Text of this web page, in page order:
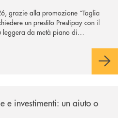
grazie alla promozione “Taglia
un prestito Prestipay con il
da metà piano di
e investimenti: un aiuto o